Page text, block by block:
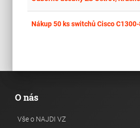
Nákup 50 ks switchů Cisco C1300-
O nás
Vše o NAJDI VZ